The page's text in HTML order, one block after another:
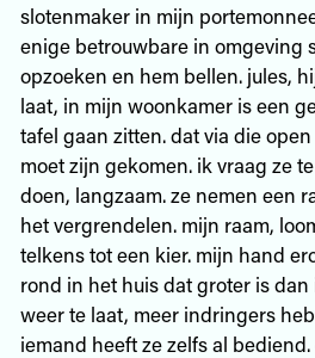
slotenmaker in mijn
enige betrouwbare in omgeving
opzoeken en hem bellen. jules,
laat, in mijn woonkamer is een
tafel gaan zitten. dat via die
moet zijn gekomen. ik vraag ze
doen, langzaam. ze nemen een
het vergrendelen. mijn raam,
telkens tot een kier. mijn hand
rond in het huis dat groter is
weer te laat, meer indringers
iemand heeft ze zelfs al